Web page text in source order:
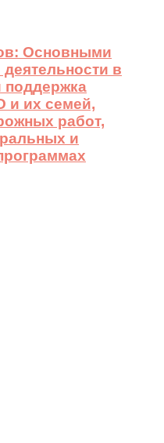
Основными
в
поддержка
и их семей,
работ,
и